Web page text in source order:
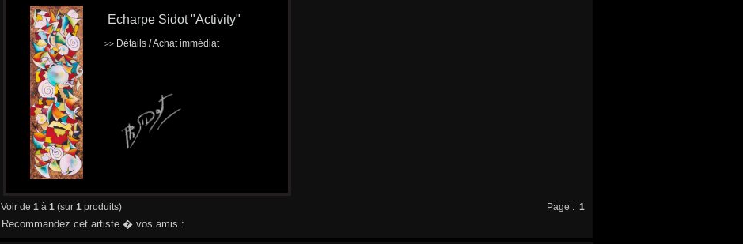
Echarpe Sidot "Activity"
>> Détails / Achat immédiat
Voir de 1 à 1 (sur 1 produits) Page : 1
Recommandez cet artiste � vos amis :